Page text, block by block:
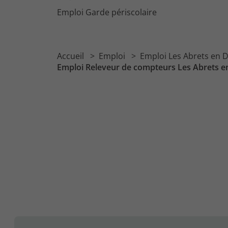
Emploi Garde périscolaire
Accueil Emploi Emploi Les Abrets en
Emploi Releveur de compteurs Les Abrets